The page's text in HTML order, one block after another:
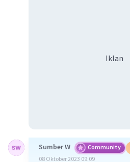
Iklan
Sumber W Community
08 Oktober 2023 09:09